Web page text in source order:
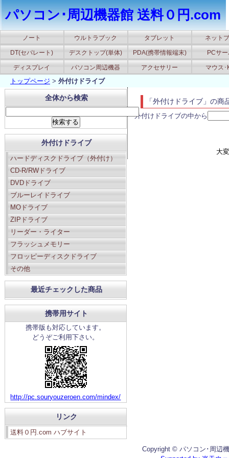
パソコン･周辺機器館 送料０円.com
ノート ウルトラブック タブレット ネット
DT(セパレート) デスクトップ(単体) PDA(携帯情報端末) PCサ
ディスプレイ パソコン周辺機器 アクセサリー マウス･
トップページ > 外付けドライブ
「外付けドライブ」の
外付けドライブの中から
大
全体から検索
外付けドライブ
ハードディスクドライブ（外付け）
CD-R/RWドライブ
DVDドライブ
ブルーレイドライブ
MOドライブ
ZIPドライブ
リーダー・ライター
フラッシュメモリー
フロッピーディスクドライブ
その他
最近チェックした商品
携帯用サイト
携帯版も対応しています。
どうぞご利用下さい。
http://pc.souryouzeroen.com/mindex/
リンク
送料０円.com ハブサイト
Copyright © パソコン･周辺